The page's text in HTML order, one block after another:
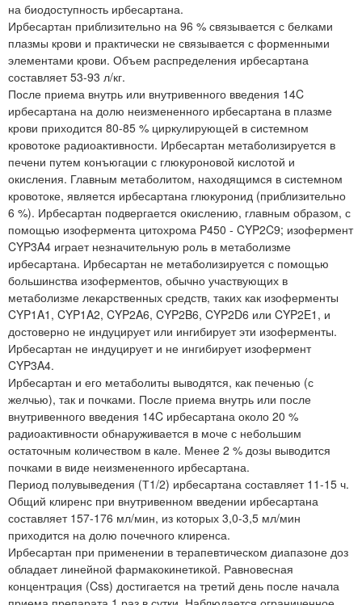
на биодоступность ирбесартана.
Ирбесартан приблизительно на 96 % связывается с белками
плазмы крови и практически не связывается с форменными
элементами крови. Объем распределения ирбесартана
составляет 53-93 л/кг.
После приема внутрь или внутривенного введения 14C
ирбесартана на долю неизмененного ирбесартана в плазме
крови приходится 80-85 % циркулирующей в системном
кровотоке радиоактивности. Ирбесартан метаболизируется в
печени путем конъюгации с глюкуроновой кислотой и
окисления. Главным метаболитом, находящимся в системном
кровотоке, является ирбесартана глюкуронид (приблизительно
6 %). Ирбесартан подвергается окислению, главным образом, с
помощью изофермента цитохрома P450 - CYP2C9; изофермент
CYP3A4 играет незначительную роль в метаболизме
ирбесартана. Ирбесартан не метаболизируется с помощью
большинства изоферментов, обычно участвующих в
метаболизме лекарственных средств, таких как изоферменты
CYP1A1, CYP1A2, CYP2A6, CYP2B6, CYP2D6 или CYP2E1, и
достоверно не индуцирует или ингибирует эти изоферменты.
Ирбесартан не индуцирует и не ингибирует изофермент
CYP3A4.
Ирбесартан и его метаболиты выводятся, как печенью (с
желчью), так и почками. После приема внутрь или после
внутривенного введения 14C ирбесартана около 20 %
радиоактивности обнаруживается в моче с небольшим
остаточным количеством в кале. Менее 2 % дозы выводится
почками в виде неизмененного ирбесартана.
Период полувыведения (Т1/2) ирбесартана составляет 11-15 ч.
Общий клиренс при внутривенном введении ирбесартана
составляет 157-176 мл/мин, из которых 3,0-3,5 мл/мин
приходится на долю почечного клиренса.
Ирбесартан при применении в терапевтическом диапазоне доз
обладает линейной фармакокинетикой. Равновесная
концентрация (Css) достигается на третий день после начала